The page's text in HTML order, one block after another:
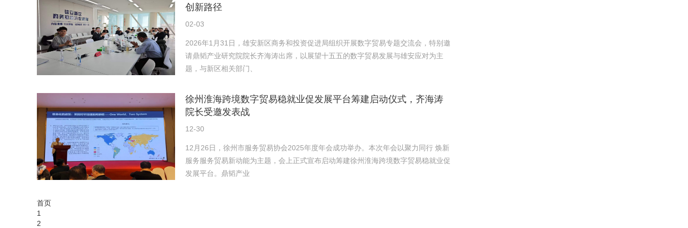
创新路径
02-03
2026年1月31日，雄安新区商务和投资促进局组织开展数字贸易专题交流会，特别邀
请鼎韬产业研究院院长齐海涛出席，以展望十五五的数字贸易发展与雄安应对为主
题，与新区相关部门、
徐州淮海跨境数字贸易稳就业促发展平台筹建启动仪式，齐海涛
院长受邀发表战
12-30
12月26日，徐州市服务贸易协会2025年度年会成功举办。本次年会以聚力同行 焕新
服务服务贸易新动能为主题，会上正式宣布启动筹建徐州淮海跨境数字贸易稳就业促
发展平台。鼎韬产业
首页
1
2